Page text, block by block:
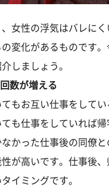
女性の浮気はバレに
変化があるものです
しましょう。
数が増える
もお互い仕事をして
も仕事をしていれば
かった仕事後の同僚
が高いです。仕事後
イミングです。